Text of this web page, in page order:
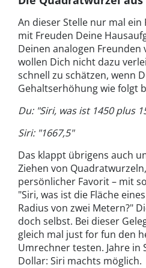
An dieser Stelle nur mal
mit Freuden Deine
Deinen analogen
wollen Dich nicht dazu
schnell zu schätzen, wenn
Gehaltserhöhung wie folgt
Du: "Siri, was ist 1450 plus
Siri: "1667,5"
Das klappt übrigens auch
Ziehen von
persönlicher Favorit – mit
"Siri, was ist die Fläche
Radius von zwei Metern?"
doch selbst. Bei dieser
gleich mal just for fun den
Umrechner testen. Jahre in
Dollar: Siri machts möglich.